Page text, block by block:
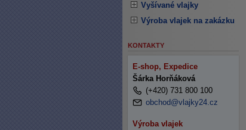
Vyšívané vlajky
Výroba vlajek na zakázku
KONTAKTY
E-shop, Expedice
Šárka Horňáková
(+420) 731 800 100
obchod@vlajky24.cz
Výroba vlajek